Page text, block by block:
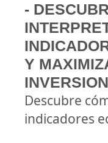
-
Y
Descubre
indicadores